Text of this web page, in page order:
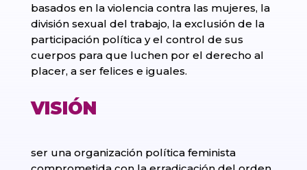
basados en la violencia contra las mujeres, la
división sexual del trabajo, la exclusión de la
participación política y el control de sus
cuerpos para que luchen por el derecho al
placer, a ser felices e iguales.
VISIÓN
ser una organización política feminista